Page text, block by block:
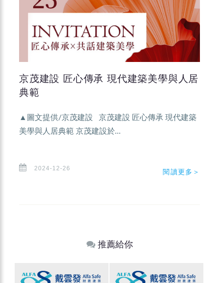
京茂建設 匠心傳承 現代建築美學與人居
典範
▲圖文提供/京茂建設 京茂建設 匠心傳承 現代建築
美學與人居典範 京茂建設於...
2024-12-26 閱讀更多＞
推薦給你